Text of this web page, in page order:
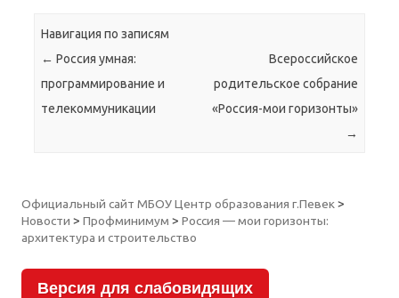
Навигация по записям
← Россия умная:
программирование и
телекоммуникации
Всероссийское
родительское собрание
«Россия-мои горизонты»
→
Официальный сайт МБОУ Центр образования г.Певек>
Новости > Профминимум > Россия — мои горизонты:
архитектура и строительство
Версия для слабовидящих